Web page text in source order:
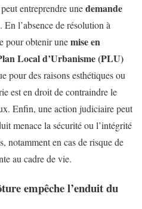
entreprendre unedemande
l’absence de résolution à
pour obtenir unemise en
Local d’Urbanisme (PLU)
pour des raisons esthétiques ou
est en droit de contraindre le
Enfin, une action judiciaire peut
menace la sécurité ou l’intégrité
notamment en cas de risque de
au cadre de vie.
empêche l’enduit du